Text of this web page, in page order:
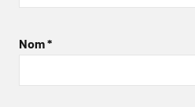
Nom*